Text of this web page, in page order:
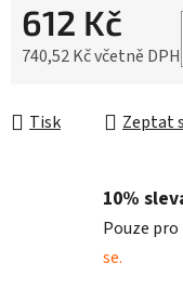
612 Kč
740,52 Kč včetně DPH
Tisk Zeptat
10%
Pouze
se.